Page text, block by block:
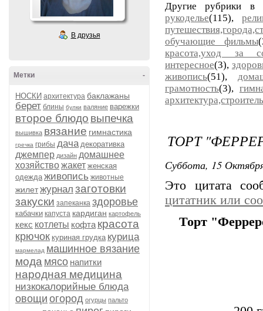
В друзья
-
Метки
НОСКИ архитектура баклажаны
берет блины булки валяние варежки
второе блюдо выпечка
вышивка вязание гимнастика
гречка грибы дача декоративка
джемпер дизайн домашнее
хозяйствожакет женская
одежда живопись животные
жилетжурнал заготовки
закуски запеканка здоровье
кабачки капуста кардиган картофель
кекс котлеты кофта красота
крючок куриная грудка курица
мармелад машинное вязание
мода мясо напитки
народная медицина
низкокалорийные блюда
овощи огород огурцы пальто
Другие рубрики в
рукоделье(115),
обучающие фильмы
красота,уход за
интересное(3),
живопись(51),
грамотность(3),
ТОРТ
Суббота, 15
Это цитата
цитатник или
Торт